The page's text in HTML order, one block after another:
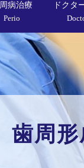
病治療
Perio
ドクタ
歯周